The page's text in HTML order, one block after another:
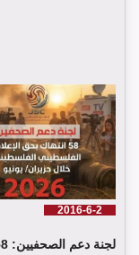
يونيو 2026
2016-6-2